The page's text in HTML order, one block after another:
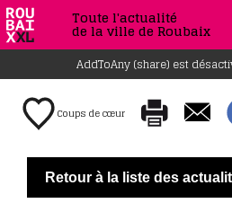
Toute l'actualité
de la ville de Roubaix
AddToAny (share) est
Coups de cœur
Retour à la liste des